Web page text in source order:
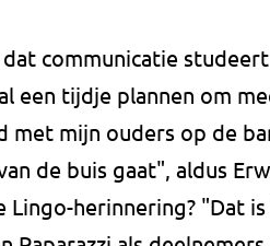
communicatie
een tijdje plannen om
met mijn ouders op de
de buis gaat", aldus
Lingo-herinnering? "Dat